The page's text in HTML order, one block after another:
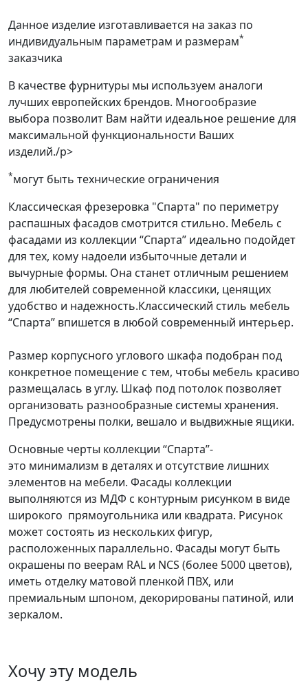
Данное изделие изготавливается на заказ по
индивидуальным параметрам и размерам*
заказчика
В качестве фурнитуры мы используем аналоги
лучших европейских брендов. Многообразие
выбора позволит Вам найти идеальное решение для
максимальной функциональности Ваших
изделий./p>
*могут быть технические ограничения
Классическая фрезеровка "Спарта" по периметру
распашных фасадов смотрится стильно. Мебель с
фасадами из коллекции “Спарта” идеально подойдет
для тех, кому надоели избыточные детали и
вычурные формы. Она станет отличным решением
для любителей современной классики, ценящих
удобство и надежность.Классический стиль мебель
“Спарта” впишется в любой современный интерьер.
Размер корпусного углового шкафа подобран под
конкретное помещение с тем, чтобы мебель красиво
размещалась в углу. Шкаф под потолок позволяет
организовать разнообразные системы хранения.
Предусмотрены полки, вешало и выдвижные ящики.
Основные черты коллекции “Спарта”-
это минимализм в деталях и отсутствие лишних
элементов на мебели. Фасады коллекции
выполняются из МДФ с контурным рисунком в виде
широкого прямоугольника или квадрата. Рисунок
может состоять из нескольких фигур,
расположенных параллельно. Фасады могут быть
окрашены по веерам RAL и NCS (более 5000 цветов),
иметь отделку матовой пленкой ПВХ, или
премиальным шпоном, декорированы патиной, или
зеркалом.
Хочу эту модель